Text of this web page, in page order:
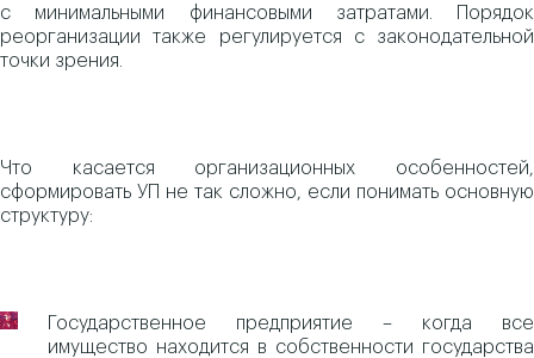
с минимальными финансовыми затратами. Порядок
реорганизации также регулируется с законодательной
точки зрения.
Что касается организационных особенностей,
сформировать УП не так сложно, если понимать основную
структуру:
Государственное предприятие – когда все
имущество находится в собственности государства